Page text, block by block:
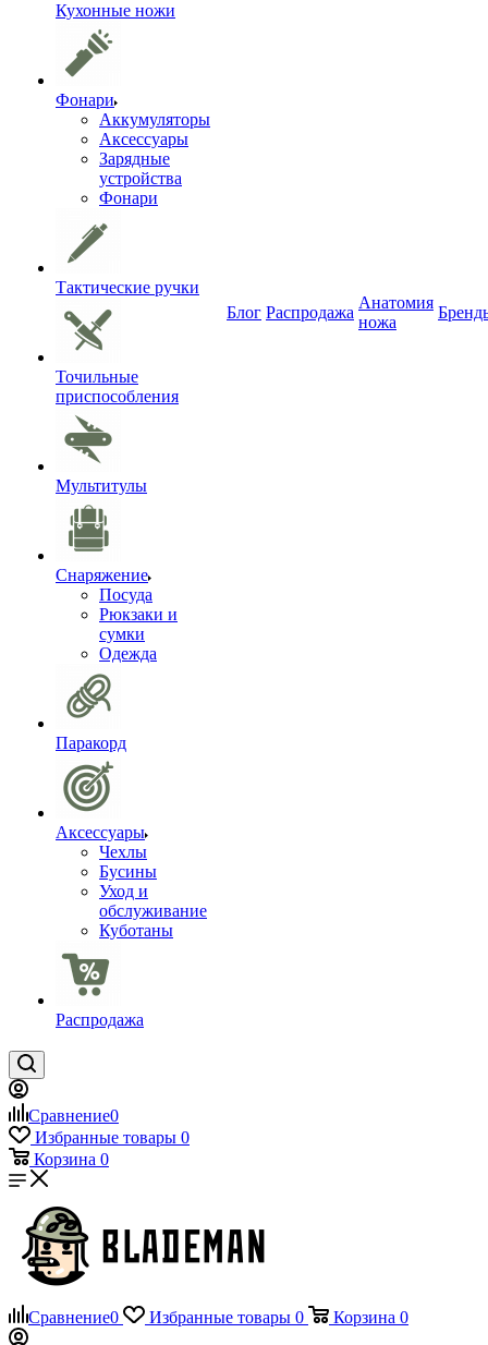
Кухонные ножи
Фонари
Аккумуляторы
Аксессуары
Зарядные
устройства
Фонари
Тактические ручки
Точильные
приспособления
Мультитулы
Снаряжение
Посуда
Рюкзаки и
сумки
Одежда
Паракорд
Аксессуары
Чехлы
Бусины
Уход и
обслуживание
Куботаны
Распродажа
Блог Распродажа
Анатомия
ножа
Сравнение0
Избранные товары 0
Корзина 0
Сравнение0 Избранные товары 0 Корзина 0